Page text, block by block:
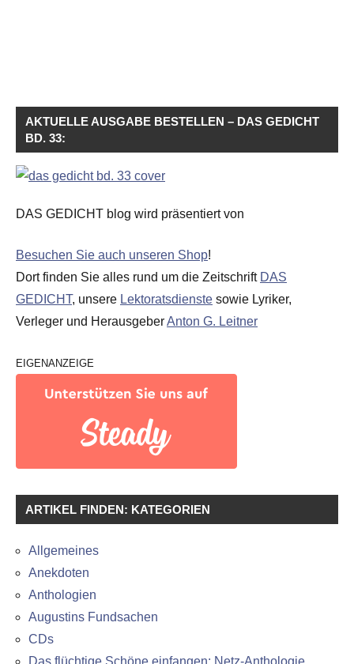
AKTUELLE AUSGABE BESTELLEN – DAS GEDICHT
BD. 33:
DAS GEDICHT blog wird präsentiert von
Besuchen Sie auch unseren Shop!
Dort finden Sie alles rund um die Zeitschrift DAS
GEDICHT, unsere Lektoratsdienste sowie Lyriker,
Verleger und HerausgeberAnton G. Leitner
EIGENANZEIGE
ARTIKEL FINDEN: KATEGORIEN
Allgemeines
Anekdoten
Anthologien
Augustins Fundsachen
CDs